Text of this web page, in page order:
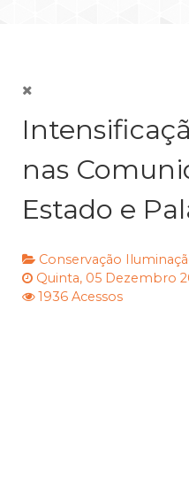
nas
Estado e
Conservação
Quinta, 05 Dezembro
1936 Acessos